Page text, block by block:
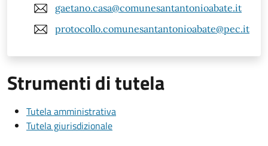
gaetano.casa@comunesantantonioabate.it
protocollo.comunesantantonioabate@pec.it
Strumenti di tutela
Tutela amministrativa
Tutela giurisdizionale